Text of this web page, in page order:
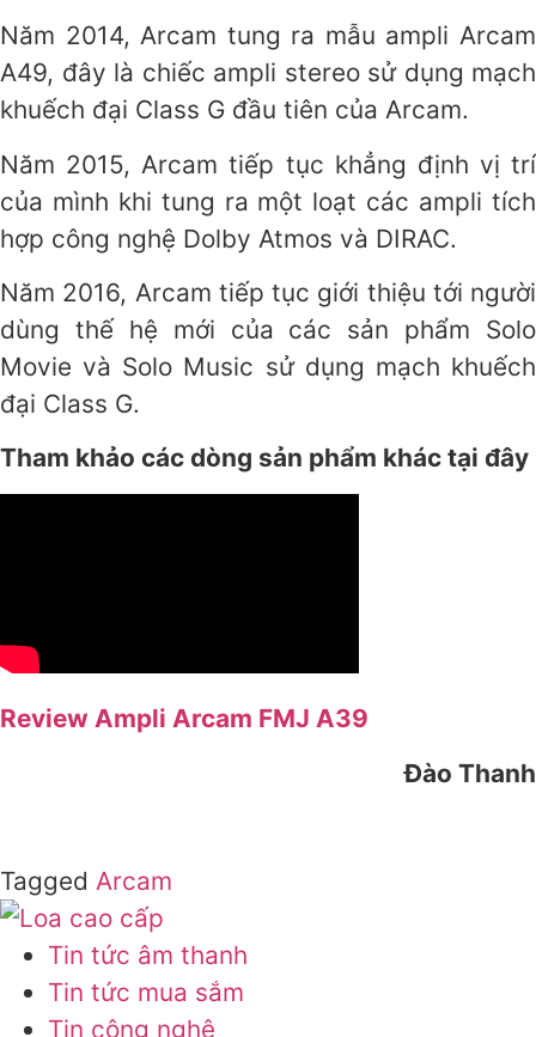
Năm 2014, Arcam tung ra mẫu ampli Arcam
A49, đây là chiếc ampli stereo sử dụng mạch
khuếch đại Class G đầu tiên của Arcam.
Năm 2015, Arcam tiếp tục khẳng định vị trí
của mình khi tung ra một loạt các ampli tích
hợp công nghệ Dolby Atmos và DIRAC.
Năm 2016, Arcam tiếp tục giới thiệu tới người
dùng thế hệ mới của các sản phẩm Solo
Movie và Solo Music sử dụng mạch khuếch
đại Class G.
Tham khảo các dòng sản phẩm khác tại đây
Review Ampli Arcam FMJ A39
Đào Thanh
Tagged Arcam
Tin tức âm thanh
Tin tức mua sắm
Tin công nghệ